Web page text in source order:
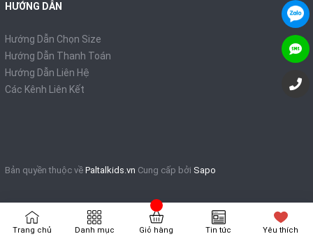
HƯỚNG DẪN
Hướng Dẫn Chọn Size
Hướng Dẫn Thanh Toán
Hướng Dẫn Liên Hệ
Các Kênh Liên Kết
Bản quyền thuộc về Paltalkids.vn Cung cấp bởi Sapo
Trang chủ Danh mục Giỏ hàng Tin tức Yêu thích